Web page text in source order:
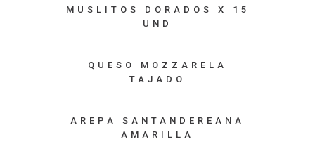
MUSLITOS DORADOS X 15
UND
QUESO MOZZARELA
TAJADO
AREPA SANTANDEREANA
AMARILLA